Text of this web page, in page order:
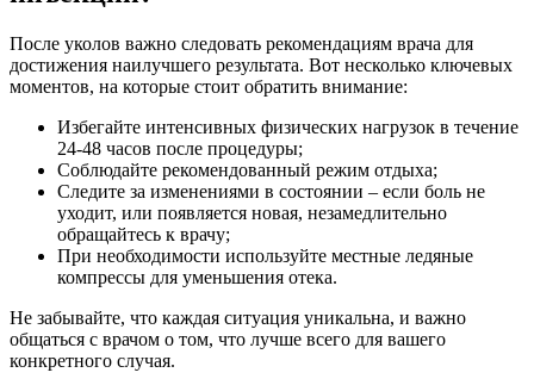
После уколов важно следовать рекомендациям врача для
достижения наилучшего результата. Вот несколько ключевых
моментов, на которые стоит обратить внимание:
Избегайте интенсивных физических нагрузок в течение
24-48 часов после процедуры;
Соблюдайте рекомендованный режим отдыха;
Следите за изменениями в состоянии – если боль не
уходит, или появляется новая, незамедлительно
обращайтесь к врачу;
При необходимости используйте местные ледяные
компрессы для уменьшения отека.
Не забывайте, что каждая ситуация уникальна, и важно
общаться с врачом о том, что лучше всего для вашего
конкретного случая.